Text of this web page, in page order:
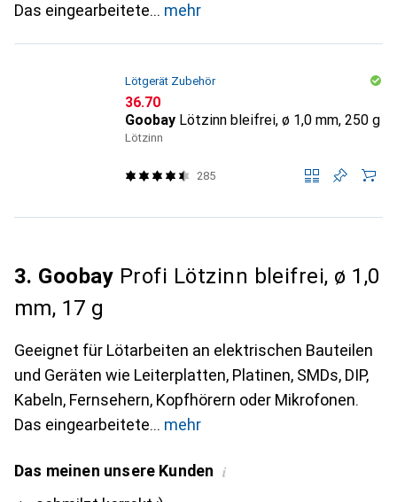
Das eingearbeitete
mehr
Lötgerät Zubehör
CHF
36.70
Goobay Lötzinn bleifrei, ø 1,0 mm, 250 g
Lötzinn
285
3. Goobay Profi Lötzinn bleifrei, ø 1,0
mm, 17 g
Geeignet für Lötarbeiten an elektrischen Bauteilen
und Geräten wie Leiterplatten, Platinen, SMDs, DIP,
Kabeln, Fernsehern, Kopfhörern oder Mikrofonen.
Das eingearbeitete
mehr
Das meinen unsere Kunden i